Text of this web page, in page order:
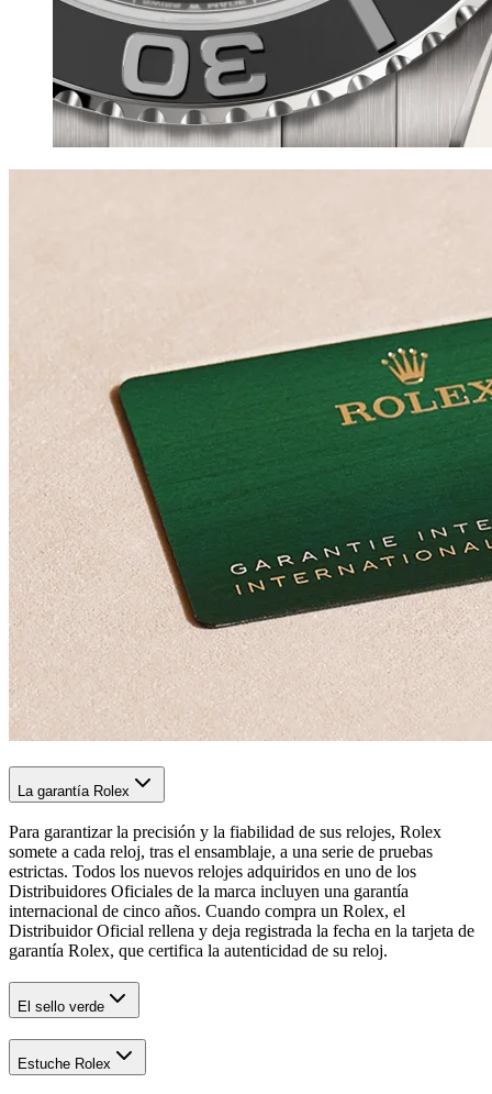
La garantía Rolex
Para garantizar la precisión y la fiabilidad de sus relojes, Rolex
somete a cada reloj, tras el ensamblaje, a una serie de pruebas
estrictas. Todos los nuevos relojes adquiridos en uno de los
Distribuidores Oficiales de la marca incluyen una garantía
internacional de cinco años. Cuando compra un Rolex, el
Distribuidor Oficial rellena y deja registrada la fecha en la tarjeta de
garantía Rolex, que certifica la autenticidad de su reloj.
El sello verde
Estuche Rolex